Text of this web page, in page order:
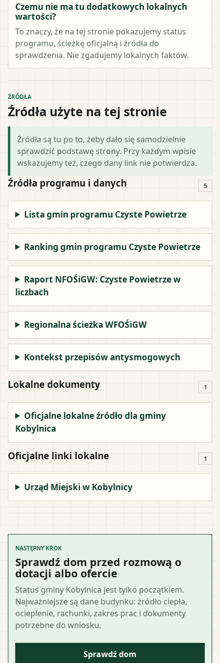
Czemu nie ma tu dodatkowych lokalnych
wartości?
To znaczy, że na tej stronie pokazujemy status
programu, ścieżkę oficjalną i źródła do
sprawdzenia. Nie zgadujemy lokalnych faktów.
ŹRÓDŁA
Źródła użyte na tej stronie
Źródła są tu po to, żeby dało się samodzielnie
sprawdzić podstawę strony. Przy każdym wpisie
wskazujemy też, czego dany link nie potwierdza.
Źródła programu i danych 5
Lista gmin programu Czyste Powietrze
Ranking gmin programu Czyste Powietrze
Raport NFOŚiGW: Czyste Powietrze w
liczbach
Regionalna ścieżka WFOŚiGW
Kontekst przepisów antysmogowych
Lokalne dokumenty 1
Oficjalne lokalne źródło dla gminy
Kobylnica
Oficjalne linki lokalne 1
Urząd Miejski w Kobylnicy
NASTĘPNY KROK
Sprawdź dom przed rozmową o
dotacji albo ofercie
Status gminy Kobylnica jest tylko początkiem.
Najważniejsze są dane budynku: źródło ciepła,
ocieplenie, rachunki, zakres prac i dokumenty
potrzebne do wniosku.
Sprawdź dom